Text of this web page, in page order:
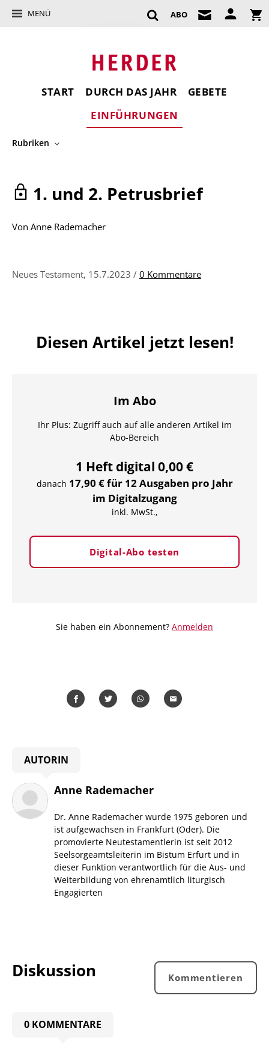
MENÜ ABO
START DURCH DAS JAHR
GEBETE
EINFÜHRUNGEN
Rubriken
1. und 2. Petrusbrief
Von Anne Rademacher
Neues Testament, 15.7.2023 / 0 Kommentare
Diesen Artikel jetzt lesen!
Im Abo
Ihr Plus: Zugriff auch auf alle anderen Artikel im
Abo-Bereich
1 Heft digital 0,00 €
danach 17,90 € für 12 Ausgaben pro Jahr
im Digitalzugang
inkl. MwSt.,
Digital-Abo testen
Sie haben ein Abonnement? Anmelden
Überschrift
Infos
AUTORIN
Anne Rademacher
Dr. Anne Rademacher wurde 1975 geboren und
ist aufgewachsen in Frankfurt (Oder). Die
promovierte Neutestamentlerin ist seit 2012
Seelsorgeamtsleiterin im Bistum Erfurt und in
dieser Funktion verantwortlich für die Aus- und
Weiterbildung von ehrenamtlich liturgisch
Engagierten
Diskussion Kommentieren
0 KOMMENTARE